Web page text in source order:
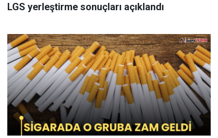
LGS yerleştirme sonuçları açıklandı